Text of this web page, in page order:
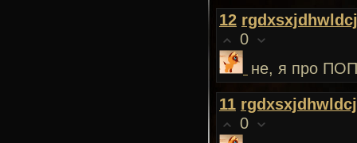
12
0
не, я про
11
0